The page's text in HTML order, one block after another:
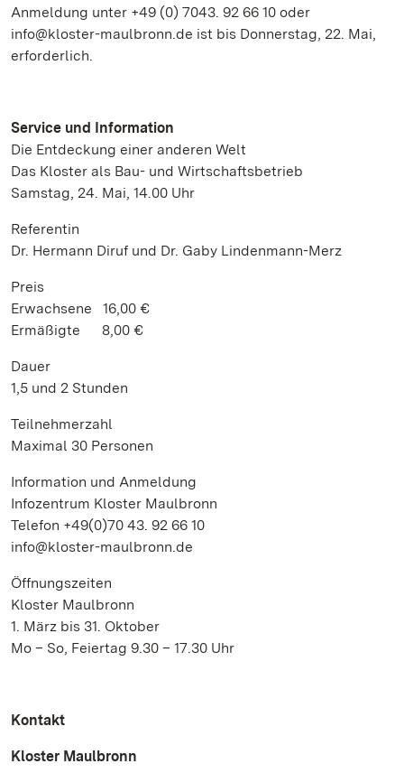
Anmeldung unter +49 (0) 7043. 92 66 10 oder
info@kloster-maulbronn.de ist bis Donnerstag, 22. Mai,
erforderlich.
Service und Information
Die Entdeckung einer anderen Welt
Das Kloster als Bau- und Wirtschaftsbetrieb
Samstag, 24. Mai, 14.00 Uhr
Referentin
Dr. Hermann Diruf und Dr. Gaby Lindenmann-Merz
Preis
Erwachsene 16,00 €
Ermäßigte 8,00 €
Dauer
1,5 und 2 Stunden
Teilnehmerzahl
Maximal 30 Personen
Information und Anmeldung
Infozentrum Kloster Maulbronn
Telefon +49(0)70 43. 92 66 10
info@kloster-maulbronn.de
Öffnungszeiten
Kloster Maulbronn
1. März bis 31. Oktober
Mo – So, Feiertag 9.30 – 17.30 Uhr
Kontakt
Kloster Maulbronn